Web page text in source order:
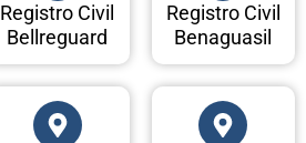
Registro Civil
Bellreguard
Registro Civil
Benaguasil